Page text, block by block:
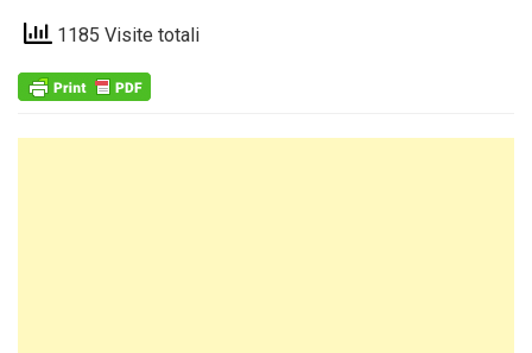
1185 Visite totali